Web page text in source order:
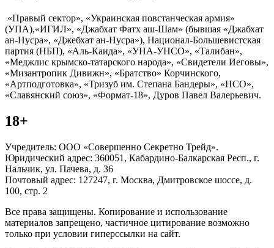
«Правый сектор», «Украинская повстанческая армия»
(УПА),«ИГИЛ», «Джабхат Фатх аш-Шам» (бывшая «Джабхат
ан-Нусра», «Джебхат ан-Нусра»), Национал-Большевистская
партия (НБП), «Аль-Каида», «УНА-УНСО», «Талибан»,
«Меджлис крымско-татарского народа», «Свидетели Иеговы»,
«Мизантропик Дивижн», «Братство» Корчинского,
«Артподготовка», «Тризуб им. Степана Бандеры», «НСО»,
«Славянский союз», «Формат-18», Дуров Павел Валерьевич.
18+
Учредитель: ООО «Совершенно Секретно Трейд».
Юридический адрес: 360051, Кабардино-Балкарская Респ., г.
Нальчик, ул. Пачева, д. 36
Почтовый адрес: 127247, г. Москва, Дмитровское шоссе, д.
100, стр. 2
Все права защищены. Копирование и использование
материалов запрещено, частичное цитирование возможно
только при условии гиперссылки на сайт.